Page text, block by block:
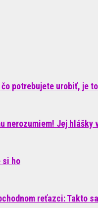
potrebujete urobiť, je
nerozumiem! Jej hlášky
si ho
reťazci: Takto